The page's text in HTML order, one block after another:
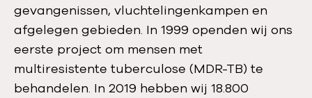
gevangenissen, vluchtelingenkampen en
afgelegen gebieden. In 1999 openden wij ons
eerste project om mensen met
multiresistente tuberculose (MDR-TB) te
behandelen. In 2019 hebben wij 18.800